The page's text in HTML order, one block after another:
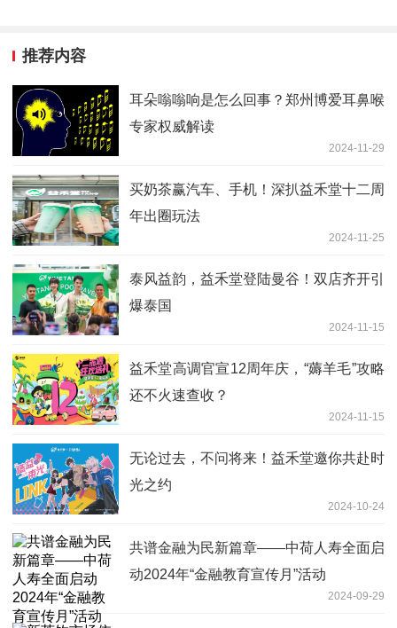
推荐内容
耳朵嗡嗡响是怎么回事？郑州博爱耳鼻喉
专家权威解读
2024-11-29
买奶茶赢汽车、手机！深扒益禾堂十二周
年出圈玩法
2024-11-25
泰风益韵，益禾堂登陆曼谷！双店齐开引
爆泰国
2024-11-15
益禾堂高调官宣12周年庆，“薅羊毛”攻略
还不火速查收？
2024-11-15
无论过去，不问将来！益禾堂邀你共赴时
光之约
2024-10-24
共谱金融为民新篇章——中荷人寿全面启
动2024年“金融教育宣传月”活动
2024-09-29